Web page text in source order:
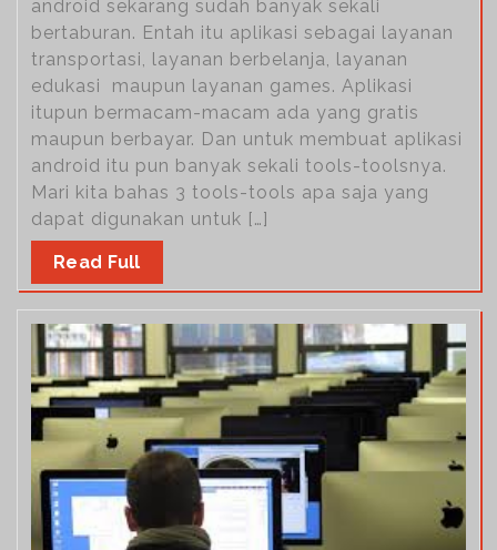
android sekarang sudah banyak sekali
bertaburan. Entah itu aplikasi sebagai layanan
transportasi, layanan berbelanja, layanan
edukasi maupun layanan games. Aplikasi
itupun bermacam-macam ada yang gratis
maupun berbayar. Dan untuk membuat aplikasi
android itu pun banyak sekali tools-toolsnya.
Mari kita bahas 3 tools-tools apa saja yang
dapat digunakan untuk […]
Read Full